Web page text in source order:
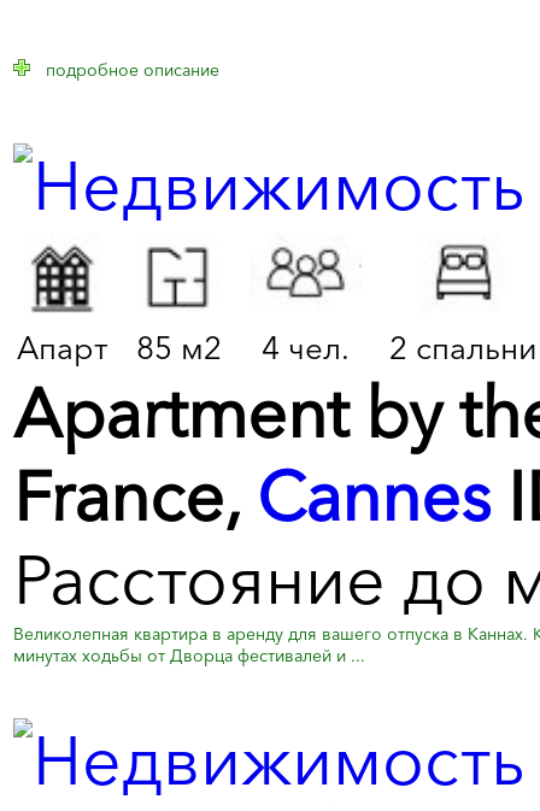
подробное описание
Апарт 85 м2 4 чел. 2 спальни
Apartment by
France, Cannes
Расстояние до
Великолепная квартира в аренду для вашего отпуска в
минутах ходьбы от Дворца фестивалей и ...